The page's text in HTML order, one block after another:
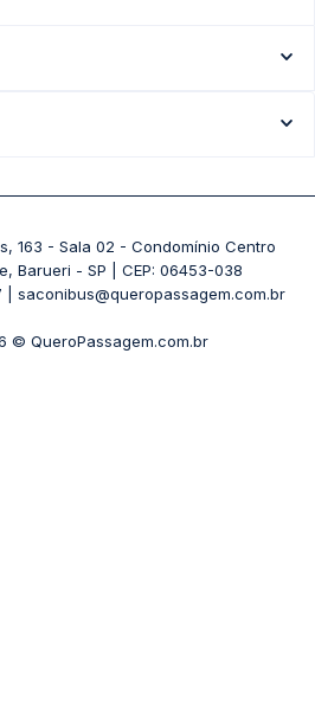
- Gov. Israel Pinheiro (Tergip)
163 - Sala 02 - Condomínio Centro
Barueri - SP | CEP: 06453-038
| saconibus@queropassagem.com.br
© QueroPassagem.com.br